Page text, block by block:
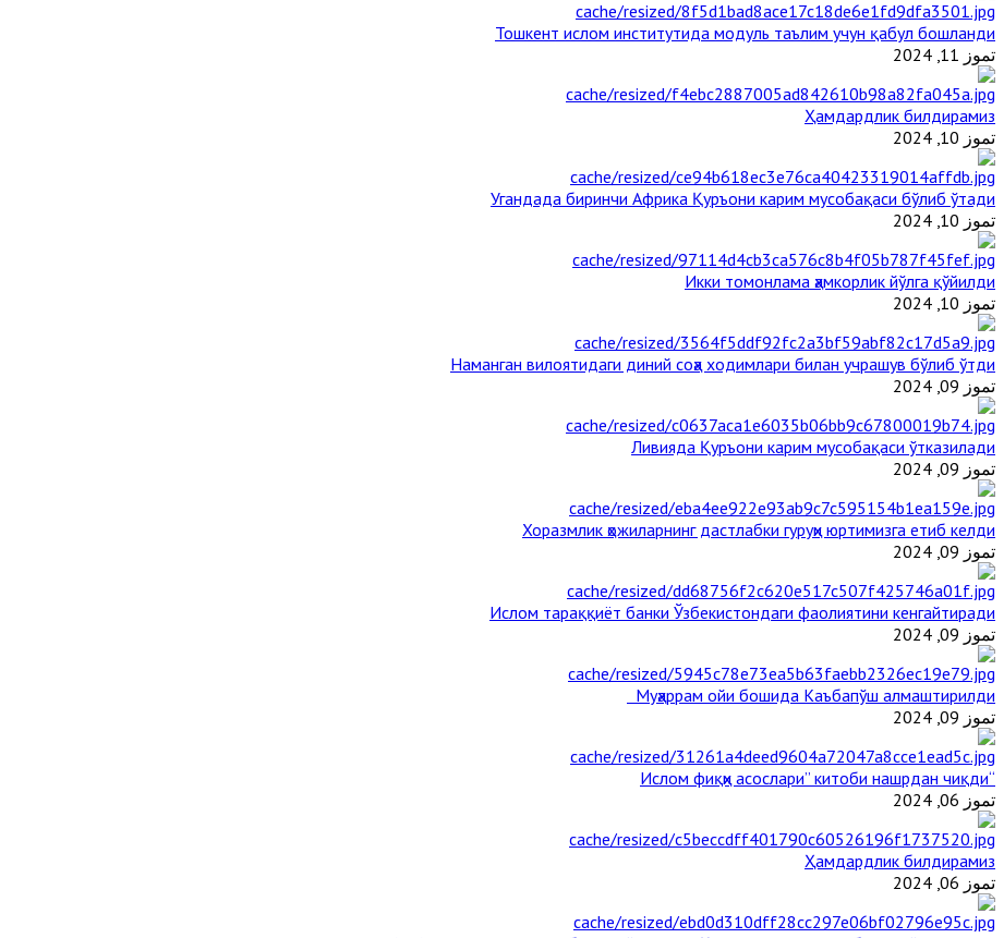
Тошкент ислом институтида модуль таълим учун қабул бошланди
تموز 11, 2024
Ҳамдардлик билдирамиз
تموز 10, 2024
Угандада биринчи Aфрика Қуръони карим мусобақаси бўлиб ўтади
تموز 10, 2024
Икки томонлама ҳамкорлик йўлга қўйилди
تموز 10, 2024
Наманган вилоятидаги диний соҳа ходимлари билан учрашув бўлиб ўтди
تموز 09, 2024
Ливияда Қуръони карим мусобақаси ўтказилади
تموز 09, 2024
Хоразмлик ҳожиларнинг дастлабки гуруҳи юртимизга етиб келди
تموز 09, 2024
Ислом тараққиёт банки Ўзбекистондаги фаолиятини кенгайтиради
تموز 09, 2024
Муҳаррам ойи бошида Каъбапўш алмаштирилди
تموز 09, 2024
“Ислом фиқҳи асослари” китоби нашрдан чиқди
تموز 06, 2024
Ҳамдардлик билдирамиз
تموز 06, 2024